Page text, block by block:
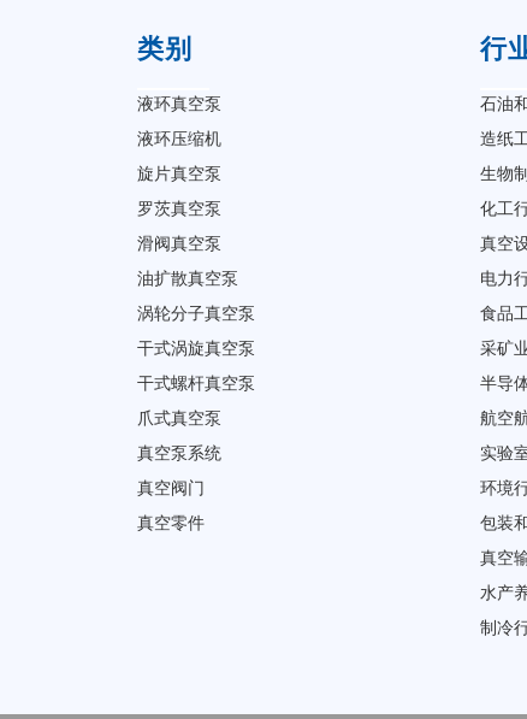
类别
液环真空泵
液环压缩机
旋片真空泵
罗茨真空泵
滑阀真空泵
油扩散真空泵
涡轮分子真空泵
干式涡旋真空泵
干式螺杆真空泵
爪式真空泵
真空泵系统
真空阀门
真空零件
行
石油
造纸
生物
化工
真空
电力
食品
采矿
半导
航空
实验
环境
包装
真空
水产
制冷